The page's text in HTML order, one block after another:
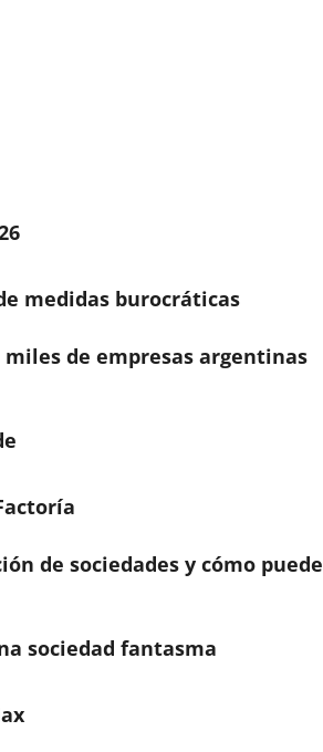
medidas burocráticas
miles de empresas argentinas
de sociedades y cómo puede
sociedad fantasma